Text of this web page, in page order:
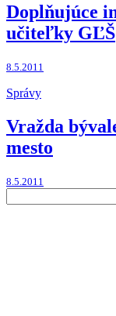
Doplňujúce
učiteľky GĽŠ
8.5.2011
Správy
Vražda
mesto
8.5.2011